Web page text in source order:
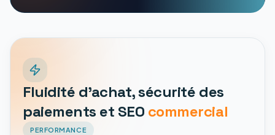
Fluidité d'achat, sécurité des
paiements et SEO commercial
PERFORMANCE